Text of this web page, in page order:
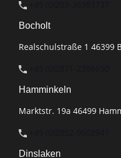
Bocholt
Realschulstraße 1 46399
Hamminkeln
Marktstr. 19a 46499
Dinslaken